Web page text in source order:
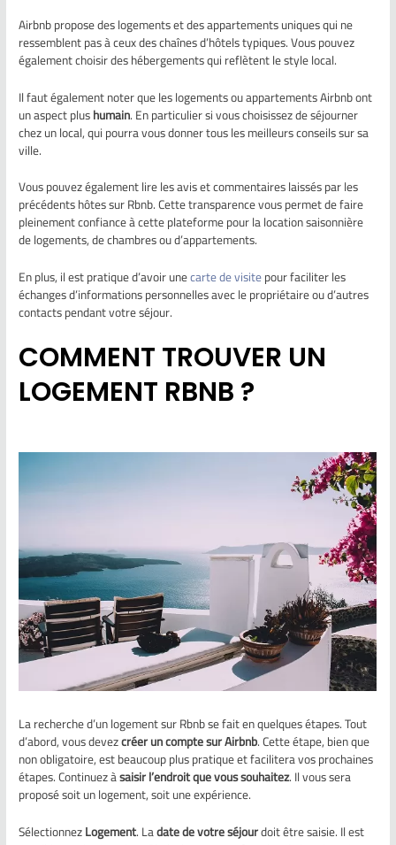
Airbnb propose des logements et des appartements uniques qui ne
ressemblent pas à ceux des chaînes d’hôtels typiques. Vous pouvez
également choisir des hébergements qui reflètent le style local.
Il faut également noter que les logements ou appartements Airbnb ont
un aspect plushumain. En particulier si vous choisissez de séjourner
chez un local, qui pourra vous donner tous les meilleurs conseils sur sa
ville.
Vous pouvez également lire les avis et commentaires laissés par les
précédents hôtes sur Rbnb. Cette transparence vous permet de faire
pleinement confiance à cette plateforme pour la location saisonnière
de logements, de chambres ou d’appartements.
En plus, il est pratique d’avoir unecarte de visitepour faciliter les
échanges d’informations personnelles avec le propriétaire ou d’autres
contacts pendant votre séjour.
COMMENT TROUVER UN
LOGEMENT RBNB ?
La recherche d’un logement sur Rbnb se fait en quelques étapes. Tout
d’abord, vous devezcréer un compte sur Airbnb. Cette étape, bien que
non obligatoire, est beaucoup plus pratique et facilitera vos prochaines
étapes. Continuez àsaisir l’endroit que vous souhaitez. Il vous sera
proposé soit un logement, soit une expérience.
SélectionnezLogement. Ladate de votre séjourdoit être saisie. Il est